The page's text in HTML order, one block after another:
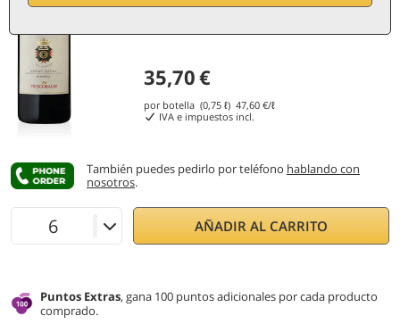
35,70€
por botella (0,75 ℓ)47,60 €/ℓ
IVA e impuestos incl.
También puedes pedirlo por teléfono hablando con
nosotros.
AÑADIR AL CARRITO
Puntos Extras, gana 100 puntos adicionales por cada producto
comprado.